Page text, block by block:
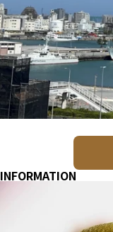
INFORMATION